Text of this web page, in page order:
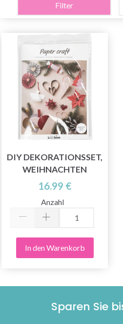
Filter
DIY DEKORATIONSSET,
WEIHNACHTEN
16.99 €
Anzahl
In den Warenkorb
Sparen Sie